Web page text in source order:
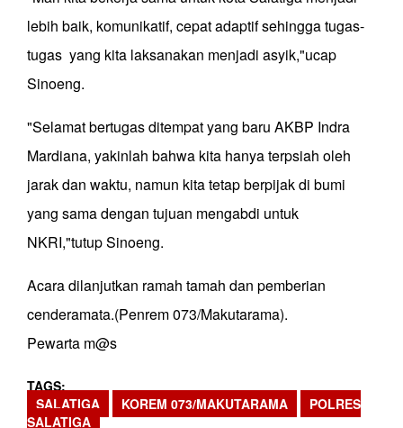
lebih baik, komunikatif, cepat adaptif sehingga tugas-
tugas yang kita laksanakan menjadi asyik,"ucap
Sinoeng.
"Selamat bertugas ditempat yang baru AKBP Indra
Mardiana, yakinlah bahwa kita hanya terpsiah oleh
jarak dan waktu, namun kita tetap berpijak di bumi
yang sama dengan tujuan mengabdi untuk
NKRI,"tutup Sinoeng.
Acara dilanjutkan ramah tamah dan pemberian
cenderamata.(Penrem 073/Makutarama).
Pewarta m@s
TAGS
SALATIGA
KOREM 073/MAKUTARAMA
POLRES
SALATIGA